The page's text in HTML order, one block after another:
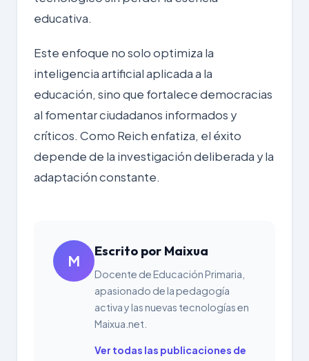
educativa.
Este enfoque no solo optimiza la
inteligencia artificial aplicada a la
educación, sino que fortalece democracias
al fomentar ciudadanos informados y
críticos. Como Reich enfatiza, el éxito
depende de la investigación deliberada y la
adaptación constante.
M
Escrito por Maixua
Docente de Educación Primaria,
apasionado de la pedagogía
activa y las nuevas tecnologías en
Maixua.net.
Ver todas las publicaciones de